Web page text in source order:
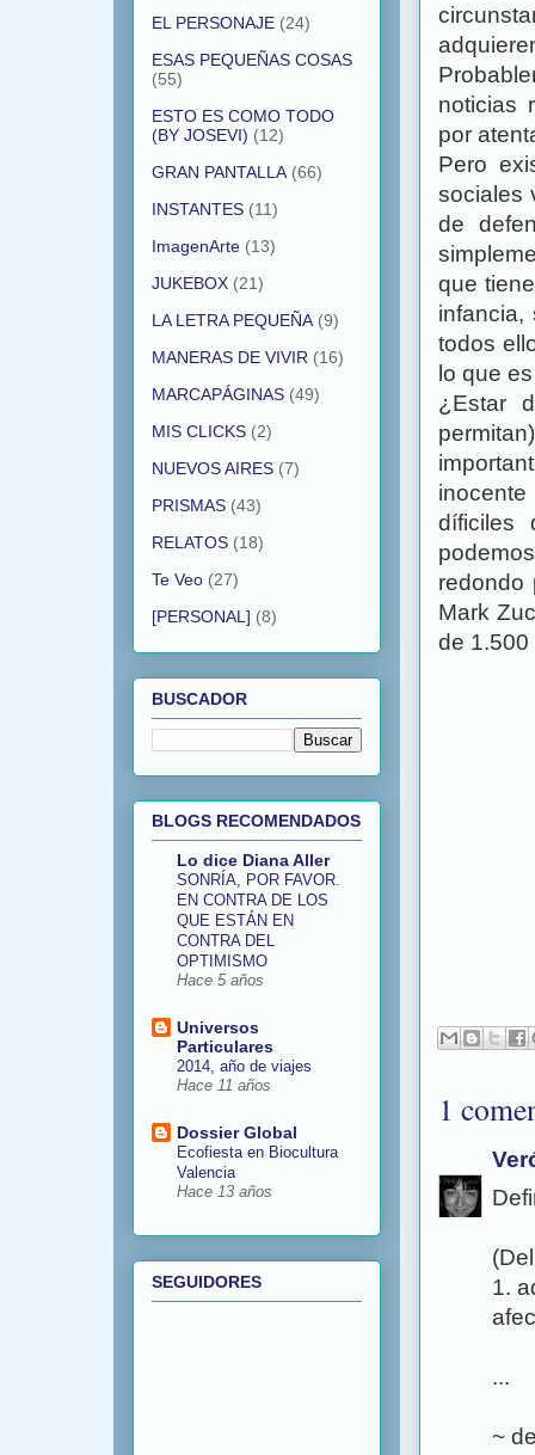
noticias
por
Pero
sociales
de
que
infancia,
todos
lo que
¿Estar
díficiles
redondo
Mark
de 1.500
1
1.
...
~
EL PERSONAJE (24)
ESAS PEQUEÑAS COSAS
(55)
ESTO ES COMO TODO
(BY JOSEVI) (12)
GRAN PANTALLA (66)
INSTANTES (11)
ImagenArte (13)
JUKEBOX (21)
LA LETRA PEQUEÑA (9)
MANERAS DE VIVIR (16)
MARCAPÁGINAS (49)
MIS CLICKS (2)
NUEVOS AIRES (7)
PRISMAS (43)
RELATOS (18)
Te Veo (27)
[PERSONAL] (8)
BUSCADOR
BLOGS RECOMENDADOS
Lo dice Diana Aller
SONRÍA, POR FAVOR.
EN CONTRA DE LOS
QUE ESTÁN EN
CONTRA DEL
OPTIMISMO
Hace 5 años
Universos
Particulares
2014, año de viajes
Hace 11 años
Dossier Global
Ecofiesta en Biocultura
Valencia
Hace 13 años
SEGUIDORES